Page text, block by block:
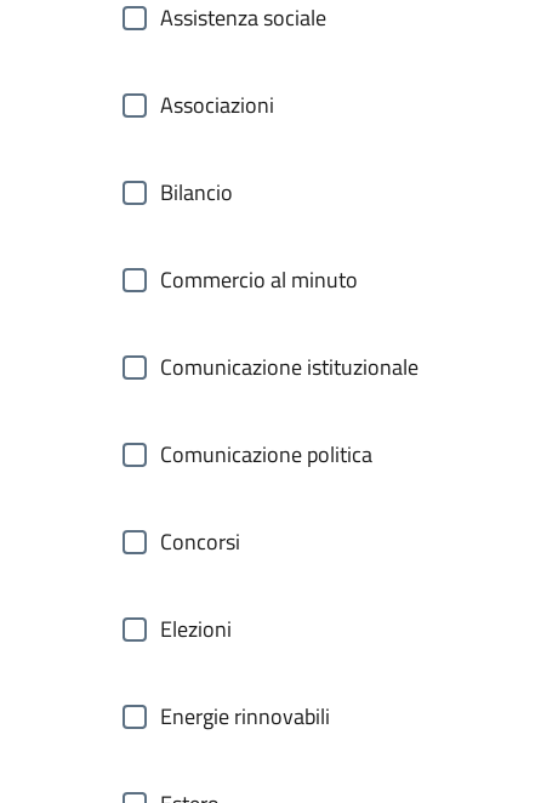
Assistenza sociale
Associazioni
Bilancio
Commercio al minuto
Comunicazione istituzionale
Comunicazione politica
Concorsi
Elezioni
Energie rinnovabili